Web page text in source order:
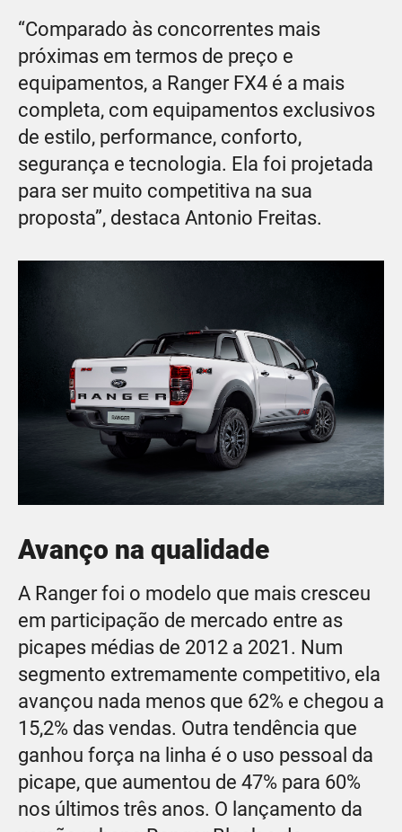
“Comparado às concorrentes mais
próximas em termos de preço e
equipamentos, a Ranger FX4 é a mais
completa, com equipamentos exclusivos
de estilo, performance, conforto,
segurança e tecnologia. Ela foi projetada
para ser muito competitiva na sua
proposta”, destaca Antonio Freitas.
Avanço na qualidade
A Ranger foi o modelo que mais cresceu
em participação de mercado entre as
picapes médias de 2012 a 2021. Num
segmento extremamente competitivo, ela
avançou nada menos que 62% e chegou a
15,2% das vendas. Outra tendência que
ganhou força na linha é o uso pessoal da
picape, que aumentou de 47% para 60%
nos últimos três anos. O lançamento da